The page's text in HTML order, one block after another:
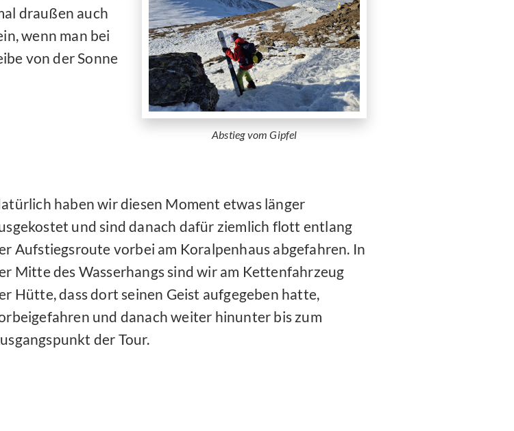
draußen auch
wenn man bei
von der Sonne
Abstieg vom Gipfel
haben wir diesen Moment etwas länger
und sind danach dafür ziemlich flott entlang
Aufstiegsroute vorbei am Koralpenhaus abgefahren. In
Mitte des Wasserhangs sind wir am Kettenfahrzeug
Hütte, dass dort seinen Geist aufgegeben hatte,
und danach weiter hinunter bis zum
der Tour.